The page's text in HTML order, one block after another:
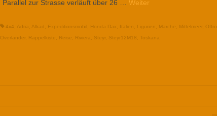
Parallel zur Strasse verläuft über 26 … Weiter
4x4 Adria Allrad Expeditionsmobil Honda Dax Italien Ligurien Marche Mittelmeer,
Overlander, Rappelkiste Reise Riviera Steyr, Steyr12M18 Toskana